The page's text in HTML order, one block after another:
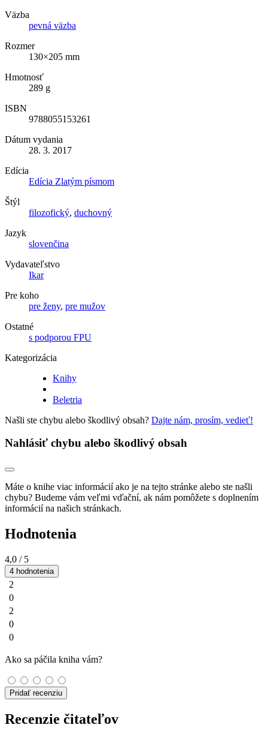
Väzba
pevná väzba
Rozmer
130×205 mm
Hmotnosť
289 g
ISBN
9788055153261
Dátum vydania
28. 3. 2017
Edícia
Edícia Zlatým písmom
Štýl
filozofický, duchovný
Jazyk
slovenčina
Vydavateľstvo
Ikar
Pre koho
pre ženy, pre mužov
Ostatné
s podporou FPU
Kategorizácia
Knihy
Beletria
Našli ste chybu alebo škodlivý obsah? Dajte nám, prosím, vedieť!
Nahlásiť chybu alebo škodlivý obsah
Máte o knihe viac informácií ako je na tejto stránke alebo ste našli
chybu? Budeme vám veľmi vďační, ak nám pomôžete s doplnením
informácií na našich stránkach.
Hodnotenia
4,0 / 5
4 hodnotenia
2
0
2
0
0
Ako sa páčila kniha vám?
Pridať recenziu
Recenzie čitateľov